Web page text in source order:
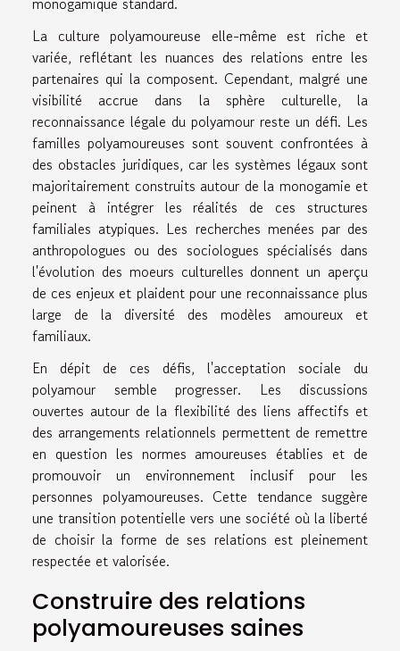
La culture polyamoureuse elle-même est riche et
variée, reflétant les nuances des relations entre les
partenaires qui la composent. Cependant, malgré une
visibilité accrue dans la sphère culturelle, la
reconnaissance légale du polyamour reste un défi. Les
familles polyamoureuses sont souvent confrontées à
des obstacles juridiques, car les systèmes légaux sont
majoritairement construits autour de la monogamie et
peinent à intégrer les réalités de ces structures
familiales atypiques. Les recherches menées par des
anthropologues ou des sociologues spécialisés dans
l'évolution des moeurs culturelles donnent un aperçu
de ces enjeux et plaident pour une reconnaissance plus
large de la diversité des modèles amoureux et
familiaux.
En dépit de ces défis, l'acceptation sociale du
polyamour semble progresser. Les discussions
ouvertes autour de la flexibilité des liens affectifs et
des arrangements relationnels permettent de remettre
en question les normes amoureuses établies et de
promouvoir un environnement inclusif pour les
personnes polyamoureuses. Cette tendance suggère
une transition potentielle vers une société où la liberté
de choisir la forme de ses relations est pleinement
respectée et valorisée.
Construire des relations
polyamoureuses saines